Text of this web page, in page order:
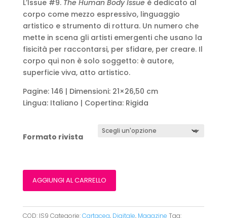
da
7,00 €
a
22,00 €
L’Issue #9. The Human Body Issue è dedicato al
corpo come mezzo espressivo, linguaggio
artistico e strumento di rottura. Un numero che
mette in scena gli artisti emergenti che usano la
fisicità per raccontarsi, per sfidare, per creare. Il
corpo qui non è solo soggetto: è autore,
superficie viva, atto artistico.
Pagine: 146 | Dimensioni: 21×26,50 cm
Lingua: Italiano | Copertina: Rigida
Formato rivista
AGGIUNGI AL CARRELLO
COD: IS9 Categorie:Cartacea, Digitale, Magazine Tag: